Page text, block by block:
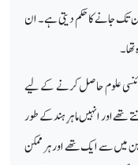
تک جانے کا حکم دیتی ہے۔ ان
علوم حاصل کرنے کے لیے
تھے اور انہیں ماہرِ ہند کے طور
میں سے ایک تھے اور ہر ممکن